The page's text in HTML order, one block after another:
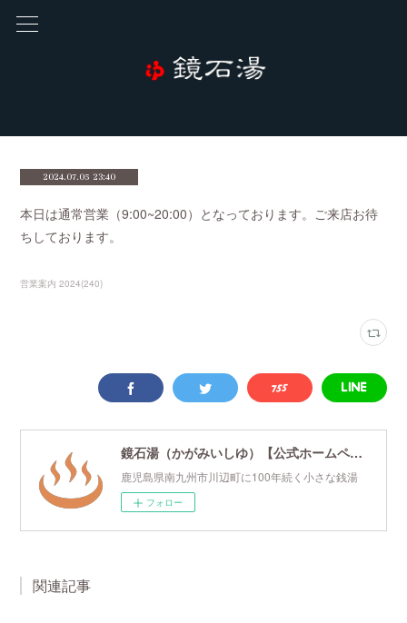
2024.07.05 23:40
本日は通常営業（9:00~20:00）となっております。ご来店お待
ちしております。
営業案内 2024(240)
鏡石湯（かがみいしゆ）【公式ホームページ】
鹿児島県南九州市川辺町に100年続く小さな銭湯
フォロー
関連記事